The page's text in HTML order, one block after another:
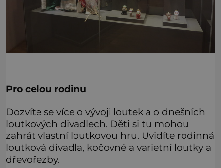
Pro celou rodinu
Dozvíte se více o vývoji loutek a o dnešních
loutkových divadlech. Děti si tu mohou
zahrát vlastní loutkovou hru. Uvidíte rodinná
loutková divadla, kočovné a varietní loutky a
dřevořezby.